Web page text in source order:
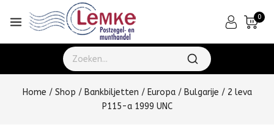
0
Home / Shop / Bankbiljetten / Europa / Bulgarije / 2 leva
P115-a 1999 UNC